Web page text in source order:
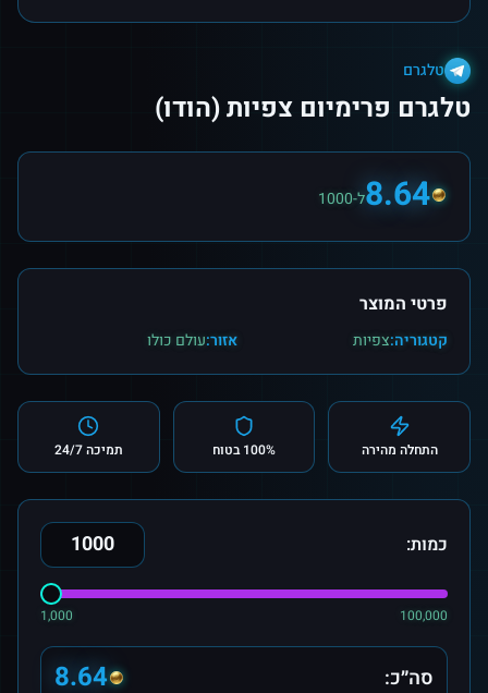
טלגרם
טלגרם פרימיום צפיות (הודו)
8.64ל-1000
פרטי המוצר
קטגוריה:צפיות אזור:עולם כולו
התחלה מהירה 100% בטוח תמיכה 24/7
כמות:
1,000 100,000
סה״כ: 8.64